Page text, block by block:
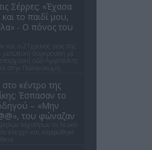
Σέρρες: «Έχασα
το παιδί μου,
- Ο πόνος του
και ο 21χρονος γιος της
μετωπική σύγκρουση με
οδό Αμφίπολης
στην Παλαιοκώμη.
κέντρο της
Έσπασαν το
– «Μην
του φώναζαν
ταχυτήτων το λευκό
έλεγχο και καρφώθηκε